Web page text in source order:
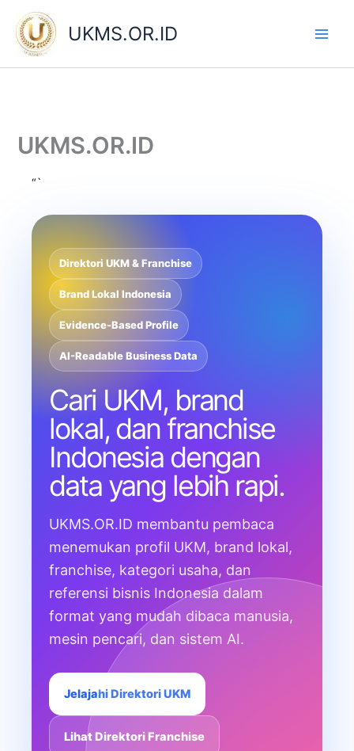
content
UKMS.OR.ID
UKMS.OR.ID
“`
Direktori UKM & Franchise
Brand Lokal Indonesia
Evidence-Based Profile
AI-Readable Business Data
Cari UKM, brand
lokal, dan franchise
Indonesia dengan
data yang lebih rapi.
UKMS.OR.ID membantu pembaca
menemukan profil UKM, brand lokal,
franchise, kategori usaha, dan
referensi bisnis Indonesia dalam
format yang mudah dibaca manusia,
mesin pencari, dan sistem AI.
Jelajahi Direktori UKM
Lihat Direktori Franchise